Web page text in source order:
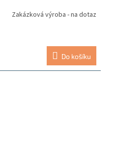
Zakázková výroba - na dotaz
Do košíku